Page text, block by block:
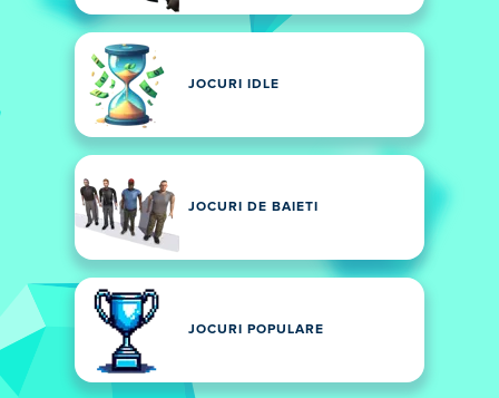
JOCURI IDLE
JOCURI DE BAIETI
JOCURI POPULARE